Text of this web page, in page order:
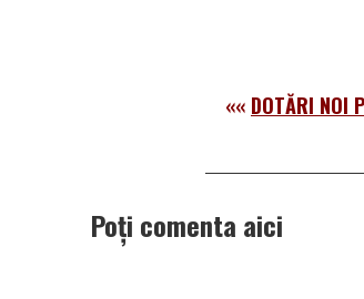
«« DOTĂRI NOI
Poți comenta aici